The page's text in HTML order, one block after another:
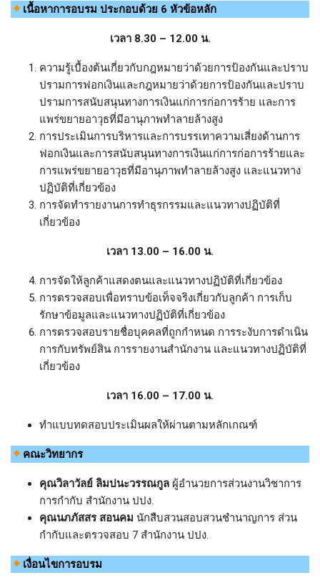
เนื้อหาการอบรม ประกอบด้วย 6 หัวข้อหลัก
เวลา 8.30 – 12.00 น.
ความรู้เบื้องต้นเกี่ยวกับกฎหมายว่าด้วยการป้องกันและปราบ
ปรามการฟอกเงินและกฎหมายว่าด้วยการป้องกันและปราบ
ปรามการสนับสนุนทางการเงินแก่การก่อการร้าย และการ
แพร่ขยายอาวุธที่มีอานุภาพทำลายล้างสูง
การประเมินการบริหารและการบรรเทาความเสี่ยงด้านการ
ฟอกเงินและการสนับสนุนทางการเงินแก่การก่อการร้ายและ
การแพร่ขยายอาวุธที่มีอานุภาพทำลายล้างสูง และแนวทาง
ปฏิบัติที่เกี่ยวข้อง
การจัดทำรายงานการทำธุรกรรมและแนวทางปฏิบัติที่
เกี่ยวข้อง
เวลา 13.00 – 16.00 น.
การจัดให้ลูกค้าแสดงตนและแนวทางปฏิบัติที่เกี่ยวข้อง
การตรวจสอบเพื่อทราบข้อเท็จจริงเกี่ยวกับลูกค้า การเก็บ
รักษาข้อมูลและแนวทางปฏิบัติที่เกี่ยวข้อง
การตรวจสอบรายชื่อบุคคลที่ถูกกำหนด การระงับการดำเนิน
การกับทรัพย์สิน การรายงานสำนักงาน และแนวทางปฏิบัติที่
เกี่ยวข้อง
เวลา 16.00 – 17.00 น.
ทำแบบทดสอบประเมินผลให้ผ่านตามหลักเกณฑ์
คณะวิทยากร
คุณวิลาวัลย์ ลิมปนะวรรณกูล ผู้อำนวยการส่วนงานวิชาการ
การกำกับ สำนักงาน ปปง.
คุณนภภัสสร สอนคม นักสืบสวนสอบสวนชำนาญการ ส่วน
กำกับและตรวจสอบ 7 สำนักงาน ปปง.
เงื่อนไขการอบรม